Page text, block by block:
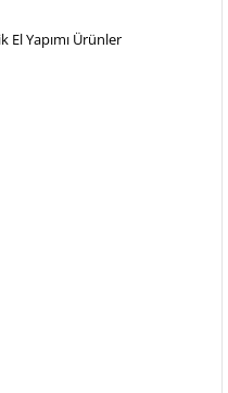
El Yapımı Ürünler